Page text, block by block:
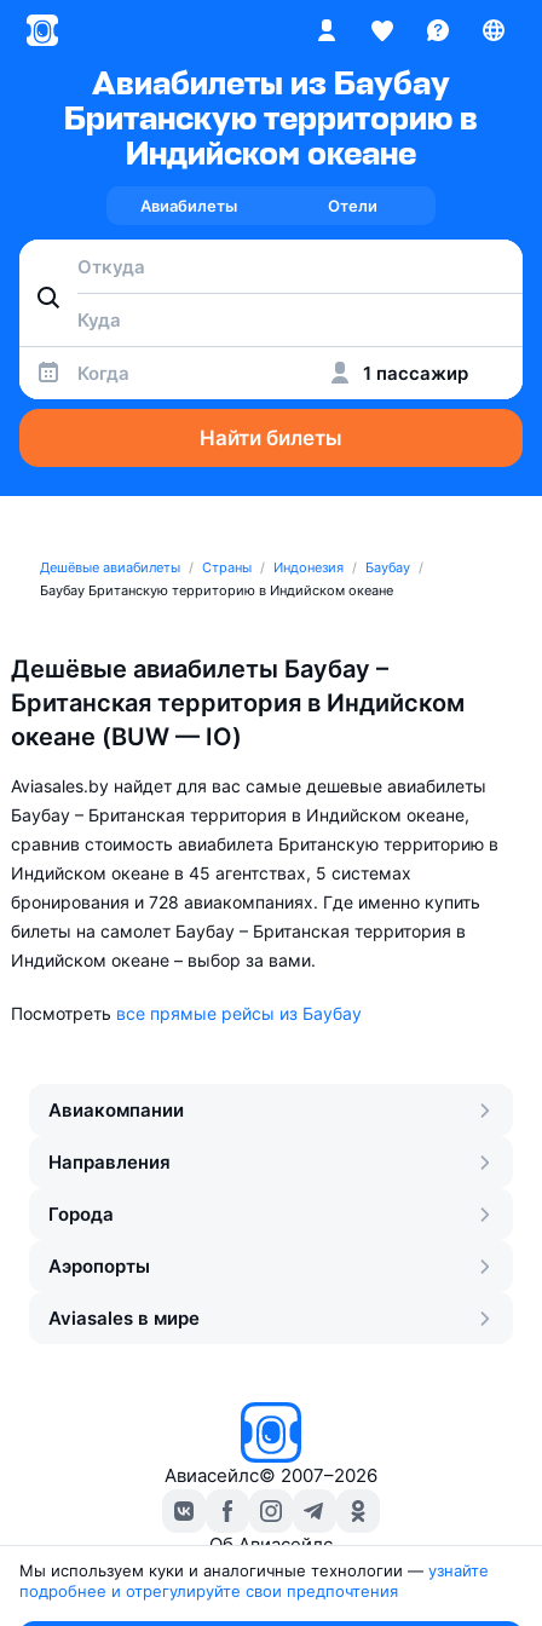
Авиабилеты из Баубау
Британскую территорию в
Индийском океане
Авиабилеты Отели
Когда 1 пассажир
Найти билеты
Дешёвые авиабилеты Страны Индонезия
Баубау
Баубау Британскую территорию в Индийском океане
Дешёвые авиабилеты Баубау –
Британская территория в Индийском
океане (BUW — IO)
Aviasales.by найдет для вас самые дешевые авиабилеты
Баубау – Британская территория в Индийском океане,
сравнив стоимость авиабилета Британскую территорию в
Индийском океане в 45 агентствах, 5 системах
бронирования и 728 авиакомпаниях. Где именно купить
билеты на самолет Баубау – Британская территория в
Индийском океане – выбор за вами.
Посмотреть все прямые рейсы из Баубау
Авиакомпании
Направления
Города
Аэропорты
Aviasales в мире
Авиасейлс© 2007–2026
Об Авиасейлс
Пресс‑центр
Travelpayouts
Мы используем куки и аналогичные технологии — узнайте
подробнее и отрегулируйте свои предпочтения